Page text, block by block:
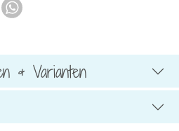
& Varianten